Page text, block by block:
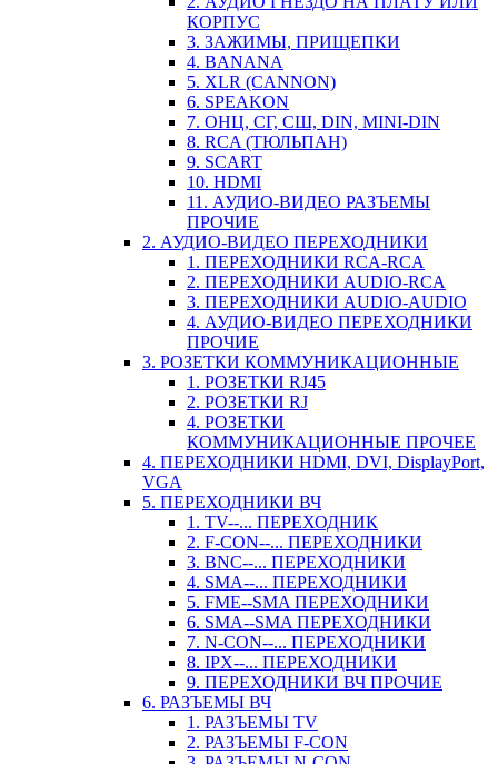
КОРПУС
3. ЗАЖИМЫ, ПРИЩЕПКИ
4. BANANA
5. XLR (CANNON)
6. SPEAKON
7. ОНЦ, СГ, СШ, DIN, MINI-DIN
8. RCA (ТЮЛЬПАН)
9. SCART
10. HDMI
11. АУДИО-ВИДЕО РАЗЪЕМЫ
ПРОЧИЕ
2. АУДИО-ВИДЕО ПЕРЕХОДНИКИ
1. ПЕРЕХОДНИКИ RCA-RCA
2. ПЕРЕХОДНИКИ AUDIO-RCA
3. ПЕРЕХОДНИКИ AUDIO-AUDIO
4. АУДИО-ВИДЕО ПЕРЕХОДНИКИ
ПРОЧИЕ
3. РОЗЕТКИ КОММУНИКАЦИОННЫЕ
1. РОЗЕТКИ RJ45
2. РОЗЕТКИ RJ
4. РОЗЕТКИ
КОММУНИКАЦИОННЫЕ ПРОЧЕЕ
4. ПЕРЕХОДНИКИ HDMI, DVI, DisplayPort,
VGA
5. ПЕРЕХОДНИКИ ВЧ
1. TV--... ПЕРЕХОДНИК
2. F-CON--... ПЕРЕХОДНИКИ
3. BNC--... ПЕРЕХОДНИКИ
4. SMA--... ПЕРЕХОДНИКИ
5. FME--SMA ПЕРЕХОДНИКИ
6. SMA--SMA ПЕРЕХОДНИКИ
7. N-CON--... ПЕРЕХОДНИКИ
8. IPX--... ПЕРЕХОДНИКИ
9. ПЕРЕХОДНИКИ ВЧ ПРОЧИЕ
6. РАЗЪЕМЫ ВЧ
1. РАЗЪЕМЫ TV
2. РАЗЪЕМЫ F-CON